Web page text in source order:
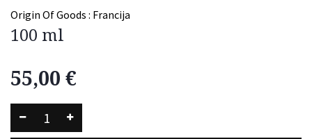
Origin Of Goods : Francija
100 ml
55,00 €